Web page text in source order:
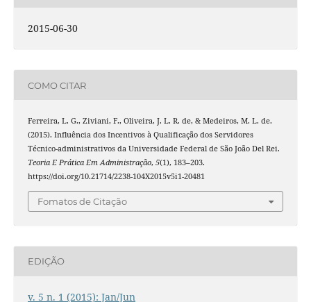
2015-06-30
COMO CITAR
Ferreira, L. G., Ziviani, F., Oliveira, J. L. R. de, & Medeiros, M. L. de.
(2015). Influência dos Incentivos à Qualificação dos Servidores
Técnico-administrativos da Universidade Federal de São João Del Rei.
Teoria E Prática Em Administração, 5(1), 183–203.
https://doi.org/10.21714/2238-104X2015v5i1-20481
Fomatos de Citação
EDIÇÃO
v. 5 n. 1 (2015): Jan/Jun